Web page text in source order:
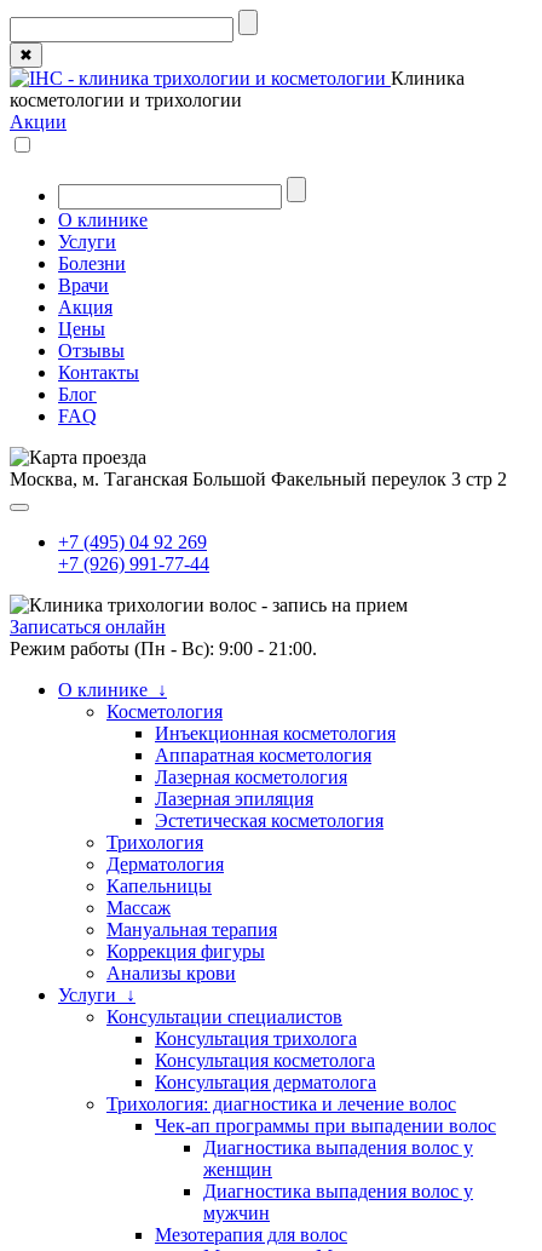
✖
Клиника
косметологии и трихологии
Акции
О клинике
Услуги
Болезни
Врачи
Акция
Цены
Отзывы
Контакты
Блог
FAQ
Москва, м. Таганская Большой Факельный переулок 3 стр 2
+7 (495) 04 92 269
+7 (926) 991-77-44
Записаться онлайн
Режим работы (Пн - Вс): 9:00 - 21:00.
О клинике ↓
Косметология
Инъекционная косметология
Аппаратная косметология
Лазерная косметология
Лазерная эпиляция
Эстетическая косметология
Трихология
Дерматология
Капельницы
Массаж
Мануальная терапия
Коррекция фигуры
Анализы крови
Услуги ↓
Консультации специалистов
Консультация трихолога
Консультация косметолога
Консультация дерматолога
Трихология: диагностика и лечение волос
Чек-ап программы при выпадении волос
Диагностика выпадения волос у
женщин
Диагностика выпадения волос у
мужчин
Мезотерапия для волос